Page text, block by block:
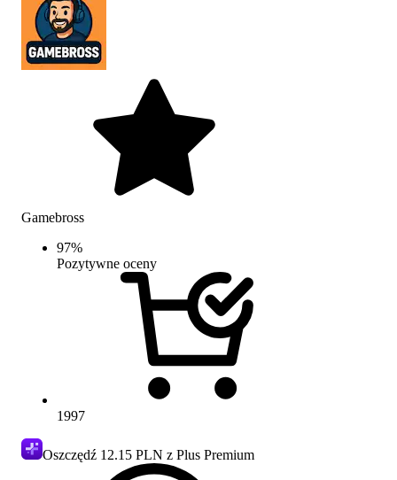
Gamebross
97%
Pozytywne oceny
1997
Oszczędź 12.15 PLN z Plus Premium